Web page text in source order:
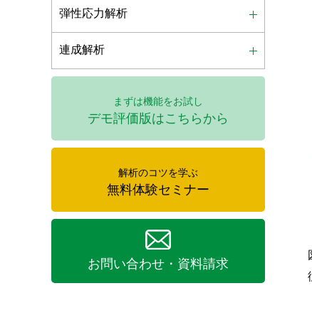
弾性応力解析
連成解析
まずは機能をお試し
デモ評価版はこちらから
解析のコツを学ぶ
無料体験セミナー
お問い合わせ・資料請求